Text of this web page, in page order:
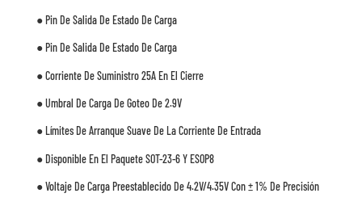
● Pin De Salida De Estado De Carga
● Pin De Salida De Estado De Carga
● Corriente De Suministro 25A En El Cierre
● Umbral De Carga De Goteo De 2.9V
● Límites De Arranque Suave De La Corriente De Entrada
● Disponible En El Paquete SOT-23-6 Y ESOP8
● Voltaje De Carga Preestablecido De 4.2V/4.35V Con ± 1% De Precisión